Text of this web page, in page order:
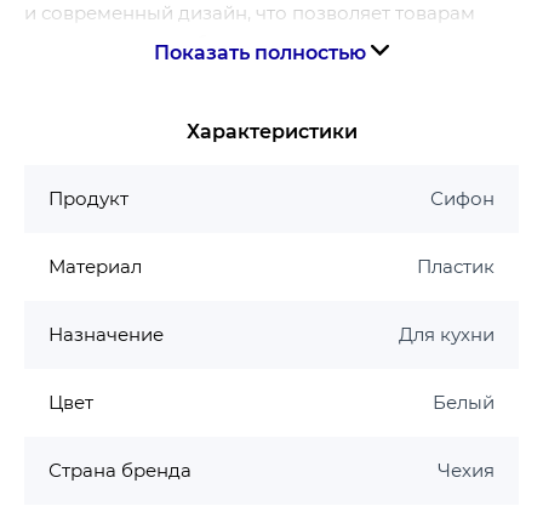
и современный дизайн, что позволяет товарам
оставаться востребованными на рынке сантехники
Показать полностью
Характеристики
Продукт Сифон
Материал Пластик
Назначение Для кухни
Цвет Белый
Страна бренда Чехия